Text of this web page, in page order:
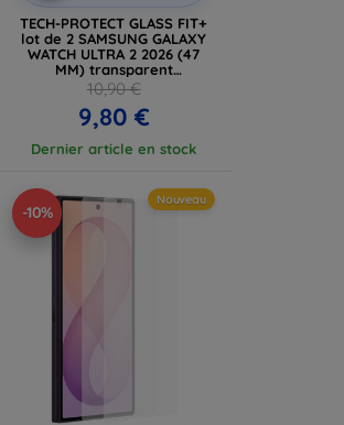
TECH-PROTECT GLASS FIT+
lot de 2 SAMSUNG GALAXY
WATCH ULTRA 2 2026 (47
MM) transparent
(5906302324668)
10,90 €
9,80 €
Dernier article en stock
-10%
Nouveau